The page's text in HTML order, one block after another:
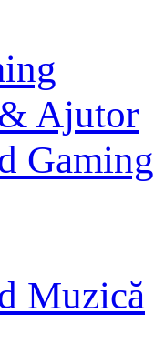
Ajutor
Gaming
Muzică